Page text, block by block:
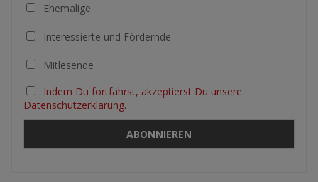
Ehemalige
Interessierte und Fördernde
Mitlesende
Indem Du fortfährst, akzeptierst Du unsere
Datenschutzerklärung.